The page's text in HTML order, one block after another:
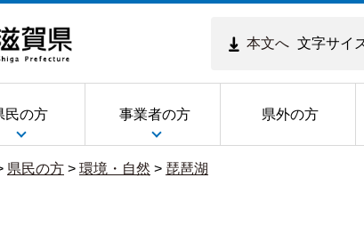
本文へ 文字サイ
民の方 事業者の方 県外の方
県民の方 > 環境・自然 > 琵琶湖